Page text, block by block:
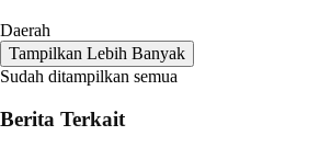
Daerah
Tampilkan Lebih Banyak
Sudah ditampilkan semua
Berita Terkait